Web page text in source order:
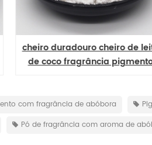
de leite
pó de pigmento
ultra rose
com fragrância de abóbora
Pó de fragrância com aroma de